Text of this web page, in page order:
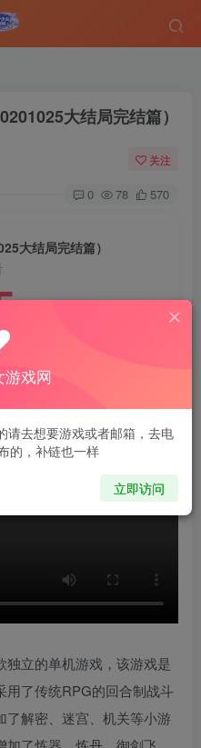
大结局完结篇）
关注
0 78 570
大结局完结篇）
独立的单机游戏，该游戏是
用了传统RPG的回合制战斗
了解密、迷宫、机关等小游
戏网
请去想要游戏或者邮箱，去电
的，补链也一样
立即访问